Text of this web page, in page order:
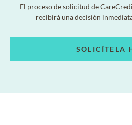
El proceso de solicitud de
recibirá una decisión
SOLICÍTELA